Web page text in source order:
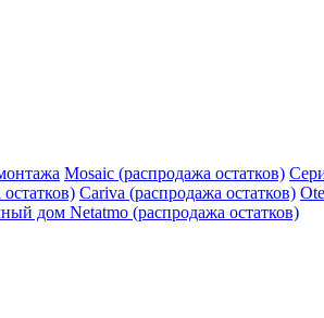
Mosaic (распродажа остатков)
Cariva (распродажа остатков)
дом Netatmo (распродажа остатков)